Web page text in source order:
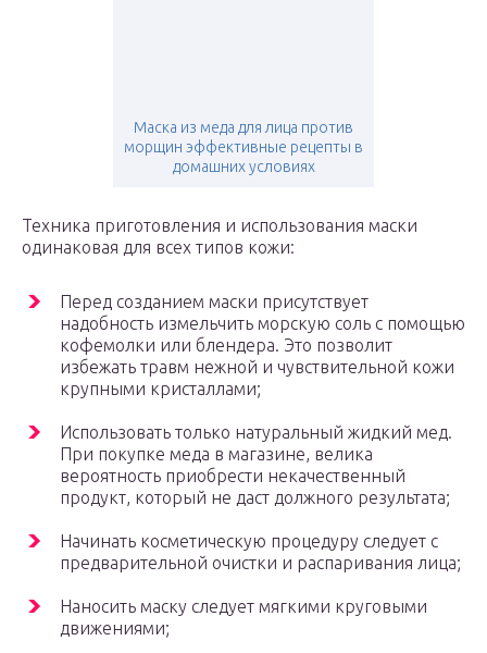
Маска из меда для лица против
морщин эффективные рецепты в
домашних условиях
Техника приготовления и использования маски
одинаковая для всех типов кожи:
Перед созданием маски присутствует
надобность измельчить морскую соль с помощью
кофемолки или блендера. Это позволит
избежать травм нежной и чувствительной кожи
крупными кристаллами;
Использовать только натуральный жидкий мед.
При покупке меда в магазине, велика
вероятность приобрести некачественный
продукт, который не даст должного результата;
Начинать косметическую процедуру следует с
предварительной очистки и распаривания лица;
Наносить маску следует мягкими круговыми
движениями;